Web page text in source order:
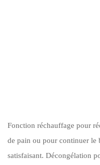
Fonction réchauffage pour
de pain ou pour continuer le
satisfaisant. Décongélation